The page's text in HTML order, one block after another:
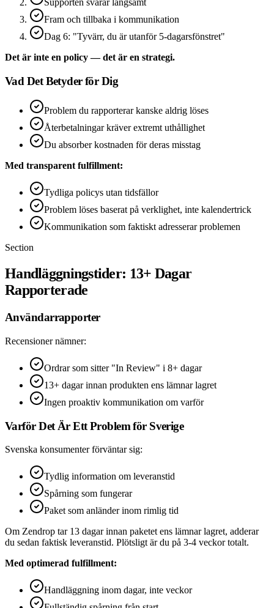
Supporten svarar långsamt
Fram och tillbaka i kommunikation
Dag 6: "Tyvärr, du är utanför 5-dagarsfönstret"
Det är inte en policy — det är en strategi.
Vad Det Betyder för Dig
Problem du rapporterar kanske aldrig löses
Återbetalningar kräver extremt uthållighet
Du absorber kostnaden för deras misstag
Med transparent fulfillment:
Tydliga policys utan tidsfällor
Problem löses baserat på verklighet, inte kalendertrick
Kommunikation som faktiskt adresserar problemen
Section
Handläggningstider: 13+ Dagar
Rapporterade
Användarrapporter
Recensioner nämner:
Ordrar som sitter "In Review" i 8+ dagar
13+ dagar innan produkten ens lämnar lagret
Ingen proaktiv kommunikation om varför
Varför Det Är Ett Problem för Sverige
Svenska konsumenter förväntar sig:
Tydlig information om leveranstid
Spårning som fungerar
Paket som anländer inom rimlig tid
Om Zendrop tar 13 dagar innan paketet ens lämnar lagret, adderar
du sedan faktisk leveranstid. Plötsligt är du på 3-4 veckor totalt.
Med optimerad fulfillment:
Handläggning inom dagar, inte veckor